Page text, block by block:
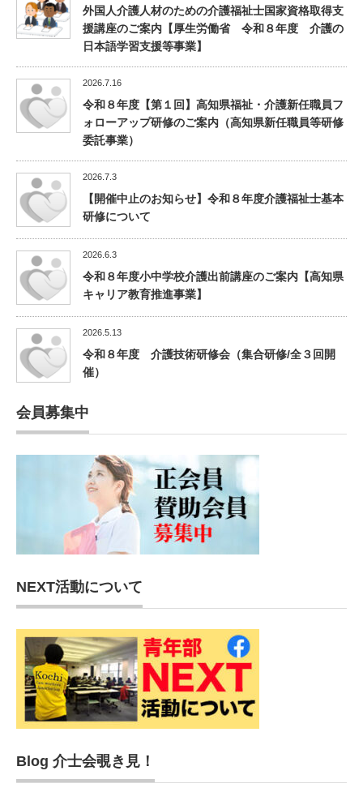
外国人介護人材のための介護福祉士国家資格取得支
援講座のご案内【厚生労働省 令和８年度 介護の
日本語学習支援等事業】
2026.7.16
令和８年度【第１回】高知県福祉・介護新任職員フ
ォローアップ研修のご案内（高知県新任職員等研修
委託事業）
2026.7.3
【開催中止のお知らせ】令和８年度介護福祉士基本
研修について
2026.6.3
令和８年度小中学校介護出前講座のご案内【高知県
キャリア教育推進事業】
2026.5.13
令和８年度 介護技術研修会（集合研修/全３回開
催）
会員募集中
NEXT活動について
Blog 介士会覗き見！